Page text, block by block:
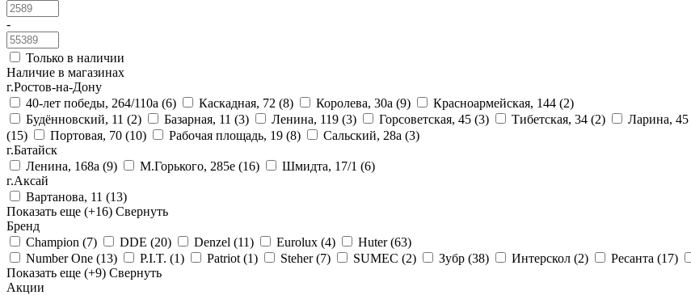
-
Только в наличии
Наличие в магазинах
г.Ростов-на-Дону
40-лет победы, 264/110а (6) Каскадная, 72 (8) Королева, 30а (9) Красноармейская, 144 (2)
Будённовский, 11 (2) Базарная, 11 (3) Ленина, 119 (3) Горсоветская, 45 (3) Тибетская, 34 (2) Ларина, 45
(15)
Портовая, 70 (10) Рабочая площадь, 19 (8) Сальский, 28a (3)
г.Батайск
Ленина, 168а (9) М.Горького, 285е (16) Шмидта, 17/1 (6)
г.Аксай
Вартанова, 11 (13)
Показать еще (+16) Свернуть
Бренд
Champion (7) DDE (20) Denzel (11) Eurolux (4) Huter(63)
Number One (13) P.I.T. (1) Patriot (1) Steher(7) SUMEC (2) Зубр (38) Интерскол (2) Ресанта (17)
Показать еще (+9) Свернуть
Акции